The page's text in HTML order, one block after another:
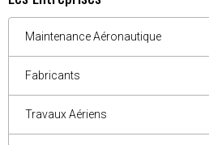
Maintenance Aéronautique
Fabricants
Travaux Aériens